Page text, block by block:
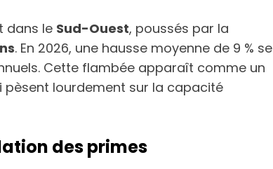
dans le Sud-Ouest, poussés par la
. En 2026, une hausse moyenne de 9 % se
Cette flambée apparaît comme un
pèsent lourdement sur la capacité
des primes